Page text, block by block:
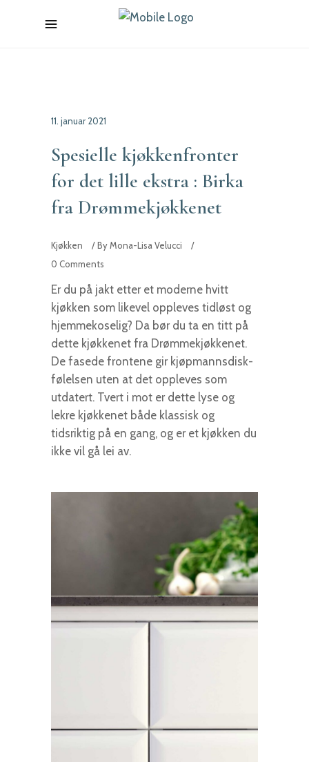
11. januar 2021
Spesielle kjøkkenfronter
for det lille ekstra : Birka
fra Drømmekjøkkenet
Kjøkken ByMona-Lisa Velucci
0 Comments
Er du på jakt etter et moderne hvitt
kjøkken som likevel oppleves tidløst og
hjemmekoselig? Da bør du ta en titt på
dette kjøkkenet fra Drømmekjøkkenet.
De fasede frontene gir kjøpmannsdisk-
følelsen uten at det oppleves som
utdatert. Tvert i mot er dette lyse og
lekre kjøkkenet både klassisk og
tidsriktig på en gang, og er et kjøkken du
ikke vil gå lei av.